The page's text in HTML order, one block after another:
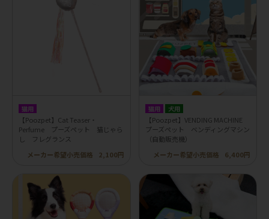
猫用
【Poozpet】Cat Teaser・
Perfume プーズペット 猫じゃら
し フレグランス
メーカー希望小売価格
2,100円
猫用 犬用
【Poozpet】VENDING MACHINE
プーズペット ベンディングマシン
（自動販売機）
メーカー希望小売価格
6,400円